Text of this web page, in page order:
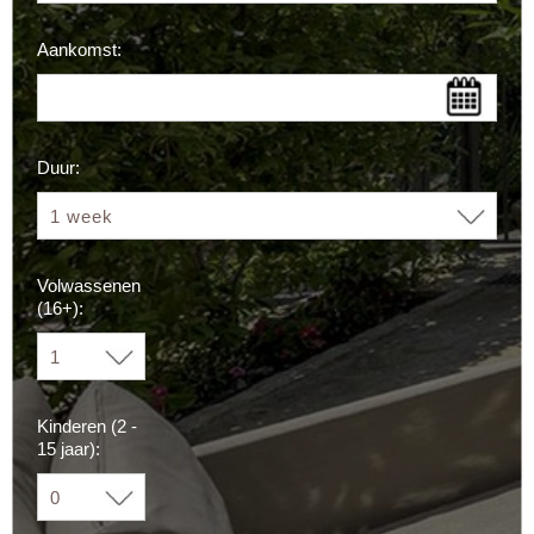
Aankomst:
Duur:
Volwassenen
(16+):
Kinderen (2 -
15 jaar):